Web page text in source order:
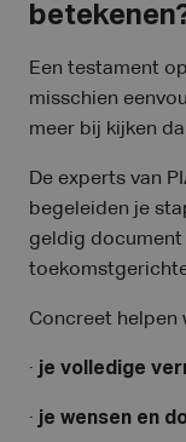
Een testament
misschien
meer bij kijken
De experts van
begeleiden je
geldig document
Concreet helpen
· je volledige
· je wensen en